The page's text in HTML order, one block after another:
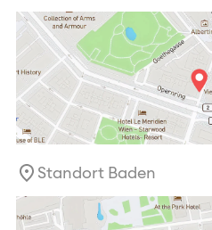
Standort Baden